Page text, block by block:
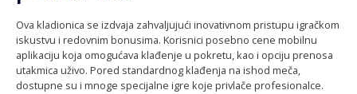
Ova kladionica se izdvaja zahvaljujući inovativnom pristupu igračkom
iskustvu i redovnim bonusima. Korisnici posebno cene mobilnu
aplikaciju koja omogućava klađenje u pokretu, kao i opciju prenosa
utakmica uživo. Pored standardnog klađenja na ishod meča,
dostupne su i mnoge specijalne igre koje privlače profesionalce.